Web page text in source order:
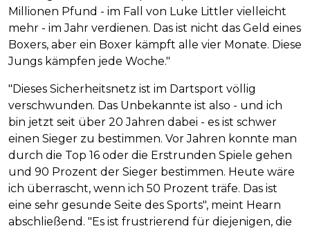
Millionen Pfund - im Fall von Luke Littler vielleicht
mehr - im Jahr verdienen. Das ist nicht das Geld eines
Boxers, aber ein Boxer kämpft alle vier Monate. Diese
Jungs kämpfen jede Woche."
"Dieses Sicherheitsnetz ist im Dartsport völlig
verschwunden. Das Unbekannte ist also - und ich
bin jetzt seit über 20 Jahren dabei - es ist schwer
einen Sieger zu bestimmen. Vor Jahren konnte man
durch die Top 16 oder die Erstrunden Spiele gehen
und 90 Prozent der Sieger bestimmen. Heute wäre
ich überrascht, wenn ich 50 Prozent träfe. Das ist
eine sehr gesunde Seite des Sports", meint Hearn
abschließend. "Es ist frustrierend für diejenigen, die